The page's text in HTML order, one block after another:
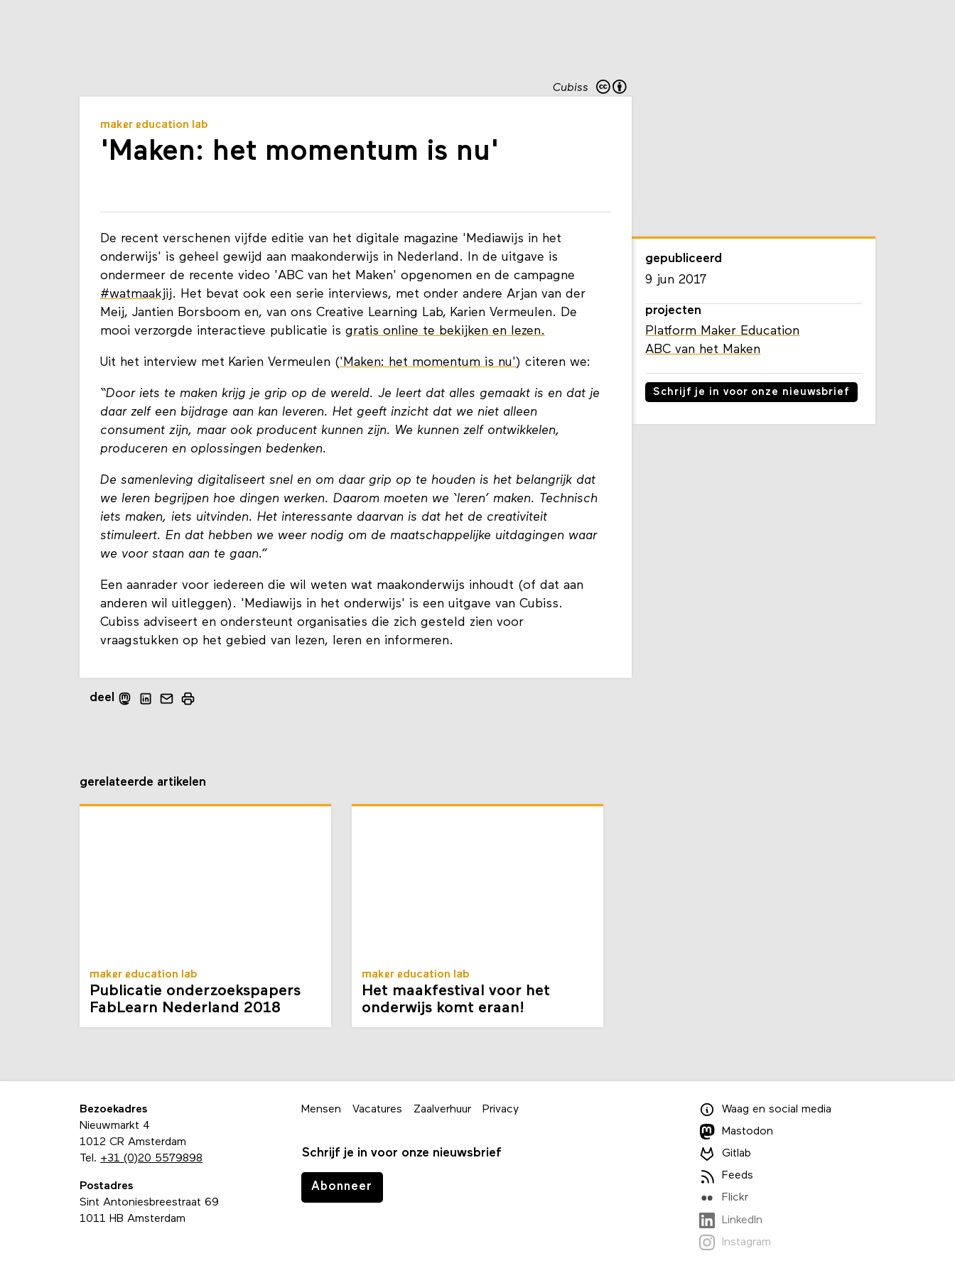
Cubiss
maker education lab
'Maken: het momentum is nu'
De recent verschenen vijfde editie van het digitale magazine 'Mediawijs in het
onderwijs' is geheel gewijd aan maakonderwijs in Nederland. In de uitgave is
ondermeer de recente video 'ABC van het Maken' opgenomen en de campagne
#watmaakjij. Het bevat ook een serie interviews, met onder andere Arjan van der
Meij, Jantien Borsboom en, van ons Creative Learning Lab, Karien Vermeulen. De
mooi verzorgde interactieve publicatie is gratis online te bekijken en lezen.
Uit het interview met Karien Vermeulen ('Maken: het momentum is nu') citeren we:
“Door iets te maken krijg je grip op de wereld. Je leert dat alles gemaakt is en dat je
daar zelf een bijdrage aan kan leveren. Het geeft inzicht dat we niet alleen
consument zijn, maar ook producent kunnen zijn. We kunnen zelf ontwikkelen,
produceren en oplossingen bedenken.
De samenleving digitaliseert snel en om daar grip op te houden is het belangrijk dat
we leren begrijpen hoe dingen werken. Daarom moeten we ‘leren’ maken. Technisch
iets maken, iets uitvinden. Het interessante daarvan is dat het de creativiteit
stimuleert. En dat hebben we weer nodig om de maatschappelijke uitdagingen waar
we voor staan aan te gaan.”
Een aanrader voor iedereen die wil weten wat maakonderwijs inhoudt (of dat aan
anderen wil uitleggen). 'Mediawijs in het onderwijs' is een uitgave van Cubiss.
Cubiss adviseert en ondersteunt organisaties die zich gesteld zien voor
vraagstukken op het gebied van lezen, leren en informeren.
gepubliceerd
9 jun 2017
projecten
Platform Maker Education
ABC van het Maken
Schrijf je in voor onze nieuwsbrief
deel
gerelateerde artikelen
maker education lab
Publicatie onderzoekspapers
FabLearn Nederland 2018
maker education lab
Het maakfestival voor het
onderwijs komt eraan!
Bezoekadres
Nieuwmarkt 4
1012 CR Amsterdam
Tel. +31 (0)20 5579898
Postadres
Sint Antoniesbreestraat 69
1011 HB Amsterdam
Mensen Vacatures Zaalverhuur Privacy
Schrijf je in voor onze nieuwsbrief
Abonneer
Waag en social media
Mastodon
Gitlab
Feeds
Flickr
LinkedIn
Instagram